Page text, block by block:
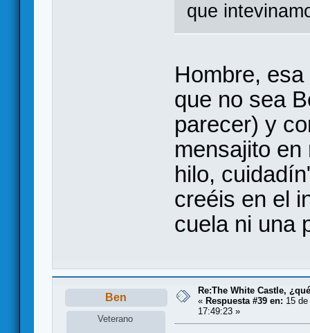
que
Hombre,
que no sea
parecer) y
mensajito
hilo,
creéis en el
cuela ni una
Ben
Veterano
Re:The White Castle,
« Respuesta #39 en: 15
17:49:23 »